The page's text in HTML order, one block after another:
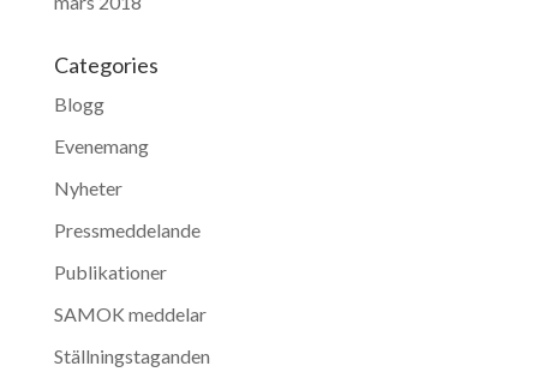
Categories
Blogg
Evenemang
Nyheter
Pressmeddelande
Publikationer
SAMOK meddelar
Ställningstaganden